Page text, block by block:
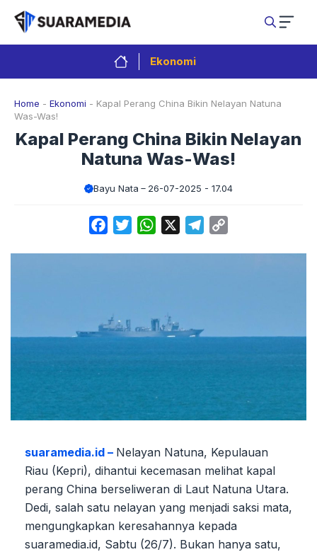
Langsung
isi
Ekonomi
Home - Ekonomi - Kapal Perang China Bikin Nelayan Natuna
Was-Was!
Kapal Perang China Bikin Nelayan
Natuna Was-Was!
Bayu Nata 26-07-2025 - 17.04
FacebookTwitterWhatsApp Telegram
suaramedia.id – Nelayan Natuna, Kepulauan
Riau (Kepri), dihantui kecemasan melihat kapal
perang China berseliweran di Laut Natuna Utara.
Dedi, salah satu nelayan yang menjadi saksi mata,
mengungkapkan keresahannya kepada
suaramedia.id, Sabtu (26/7). Bukan hanya satu,